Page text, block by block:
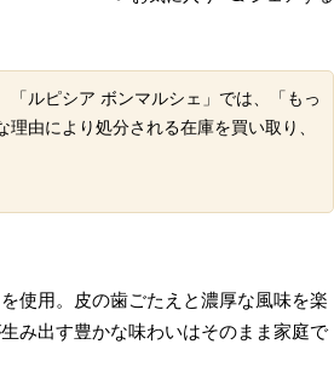
ルピシア ボンマルシェ」では、「もっ
由により処分される在庫を買い取り、
使用。皮の歯ごたえと濃厚な風味を楽
み出す豊かな味わいはそのまま家庭で